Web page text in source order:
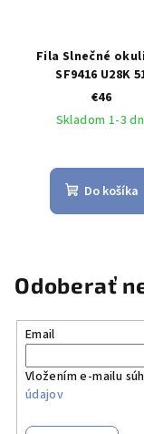
Fila Slnečné
SF9416 U28K
€46
Skladom 1-3
Do košíka
Odoberať
Email
Vložením e-mailu
údajov